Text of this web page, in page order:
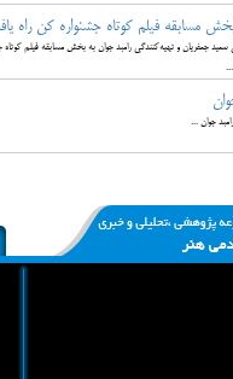
مسابقه فیلم کوتاه جشنواره کن راه
سعید جعفریان و تهیه‌کنندگی رامبد جوان به بخش مسابقه فیلم
جوان ...